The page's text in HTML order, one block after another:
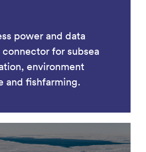
power and data
for subsea
environment
and fishfarming.